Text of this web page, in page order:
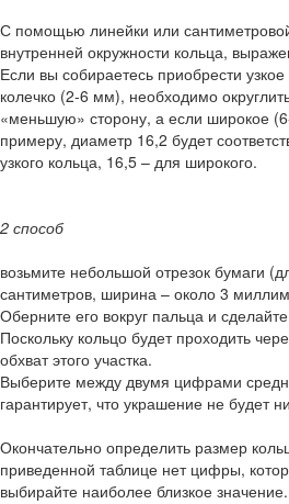
С помощью линейки или
внутренней окружности кольца,
Если вы собираетесь приобрести
колечко (2-6 мм), необходимо
«меньшую» сторону, а если широкое
примеру, диаметр 16,2 будет
узкого кольца, 16,5 – для широкого.
2 способ
возьмите небольшой отрезок бумаги
сантиметров, ширина – около 3
Оберните его вокруг пальца и
Поскольку кольцо будет проходить
обхват этого участка.
Выберите между двумя цифрами
гарантирует, что украшение не будет
Окончательно определить размер
приведенной таблице нет цифры,
выбирайте наиболее близкое значение.